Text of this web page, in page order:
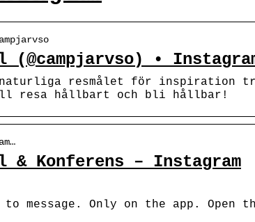
(@campjarvso) •
naturliga resmålet för inspiration
resa hållbart och bli hållbar!
& Konferens – Instagram
message. Only on the app. Open